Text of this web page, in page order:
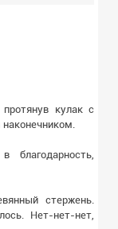
кулак с
благодарность,
стержень.
Нет-нет-нет,